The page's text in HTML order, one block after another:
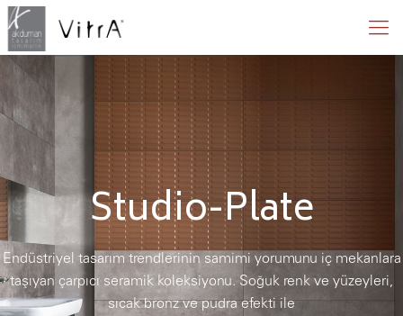
Studio-Plate
Endüstriyel tasarım trendlerinin samimi yorumunu iç mekanlara
taşıyan çarpıcı seramik koleksiyonu. Soğuk renk ve yüzeyleri,
sıcak bronz ve pudra efekti ile